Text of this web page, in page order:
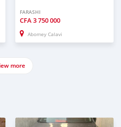
FARASHI
CFA3 750 000
Abomey Calavi
more